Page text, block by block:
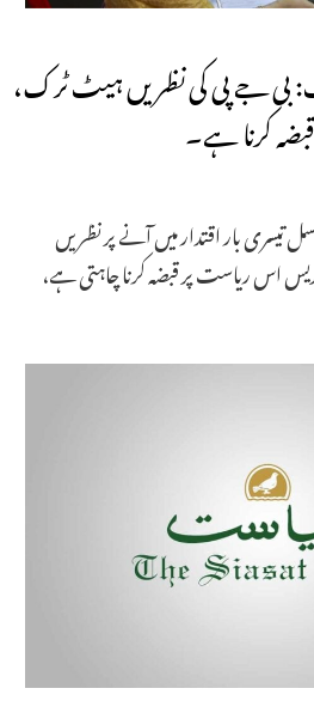
کو ووٹ: بی جے پی کی نظریں ہیٹ ٹرک،
کرنا ہے۔
تیسری بار اقتدار میں آنے پر نظریں
اس ریاست پر قبضہ کرنا چاہتی ہے،